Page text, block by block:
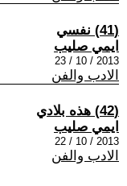
(41) نفسي
ايمي صليب
2013 / 10 / 23
الادب والفن
(42) هذه بلادي
ايمي صليب
2013 / 10 / 22
الادب والفن